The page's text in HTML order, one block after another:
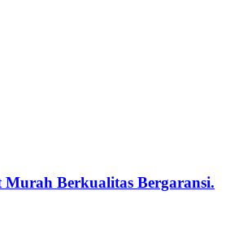
Murah Berkualitas Bergaransi.